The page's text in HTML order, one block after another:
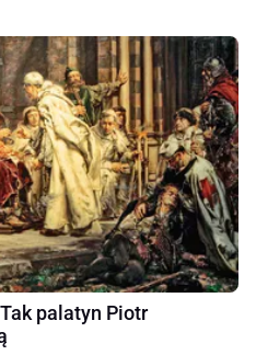
palatyn Piotr